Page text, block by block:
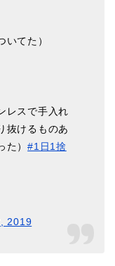
いてた）
レスで手入れ
抜けるものあ
た）#1日1捨
2019